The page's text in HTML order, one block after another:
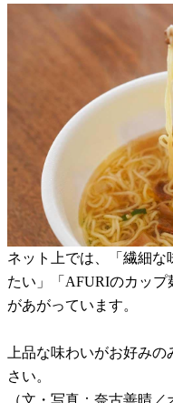
ネット上では、「繊細な
たい」「AFURIのカッ
があがっています。
上品な味わいがお好み
さい。
（文・写真：奈古善晴／